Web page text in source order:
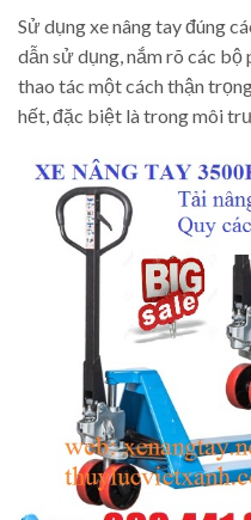
Sử dụng xe nâng tay đúng
dẫn sử dụng, nắm rõ các
thao tác một cách thận
hết, đặc biệt là trong môi